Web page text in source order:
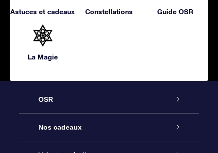
Astuces et cadeaux Constellations Guide OSR
La Magie
OSR
Service
Nos cadeaux